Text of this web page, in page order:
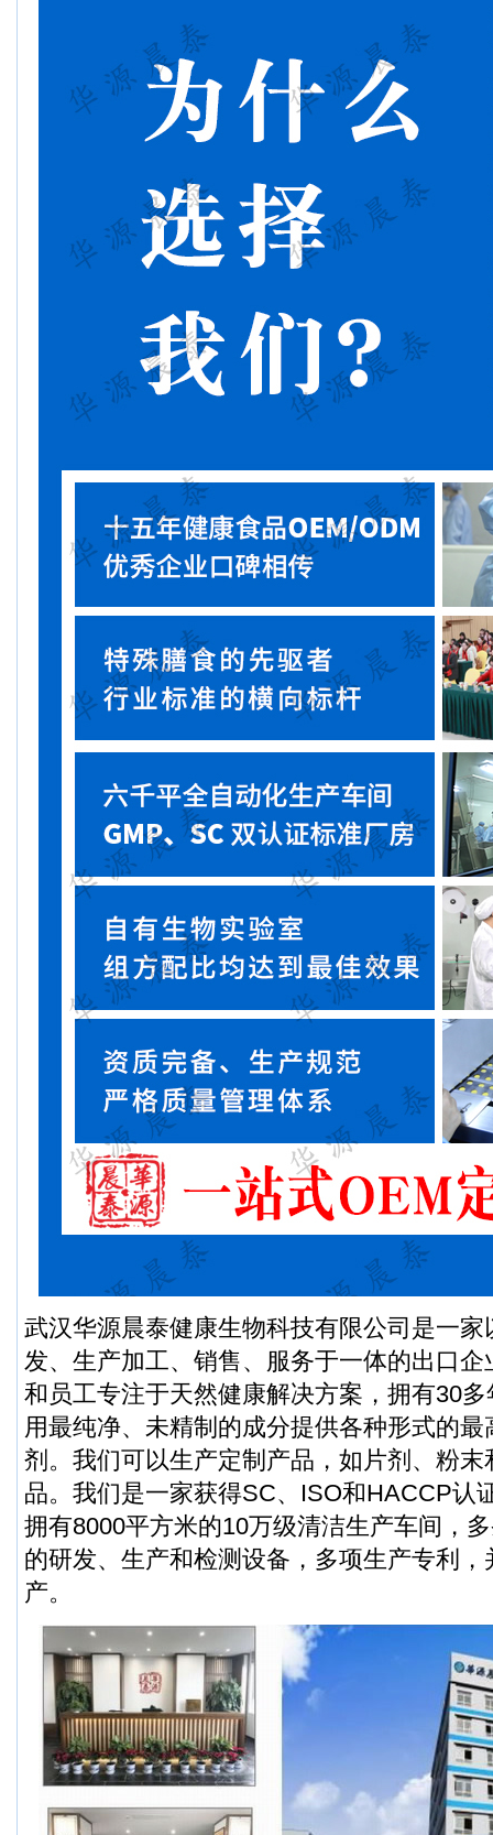
武汉华源晨泰健康生物科技有限公司是一
发、生产加工、销售、服务于一体的出口
和员工专注于天然健康解决方案，拥有30
用最纯净、未精制的成分提供各种形式的
剂。我们可以生产定制产品，如片剂、粉
品。我们是一家获得SC、ISO和HACCP认
拥有8000平方米的10万级清洁生产车间，
的研发、生产和检测设备，多项生产专利
产。